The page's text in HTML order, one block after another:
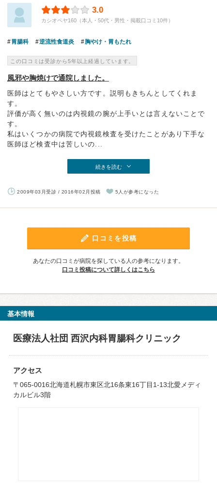
3.0
カシオペヤ160（本人・50代・男性・掲載口コミ10件）
胃腸科 逆流性食道炎 胸やけ・胃もたれ
この口コミは受診から5年以上経過しています。
風邪や胸焼けで通院しました。
医師はとてもやさしい方です。説明もきちんとしてくれま
す。
評価が高く無いのは内視鏡の腕が上手いとは言えないことで
す。
私はいくつかの病院で内視鏡検査を受けたことがあり下手な
医師ほど検査中は苦しいの...
続きを読む
2009年03月受診 / 2016年02月投稿 5人が参考になった
口コミを投稿
あなたの口コミが病院を探している人の参考になります。
口コミ投稿について詳しくはこちら
基本情報
医療法人社団 西沢内科胃腸科クリニック
アクセス
〒065-0016北海道札幌市東区北16条東16丁目1-13北愛メディ
カルビル3階